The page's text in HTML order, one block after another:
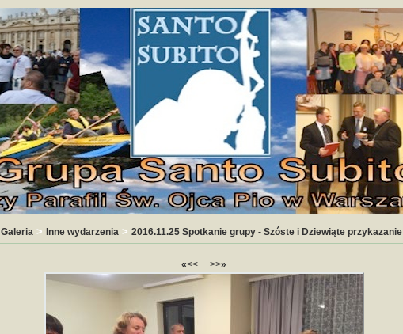
Galeria > Inne wydarzenia > 2016.11.25 Spotkanie grupy - Szóste i Dziewiąte przykazanie
«<< >>»